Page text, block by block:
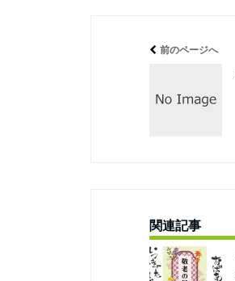
前のページへ
関連記事